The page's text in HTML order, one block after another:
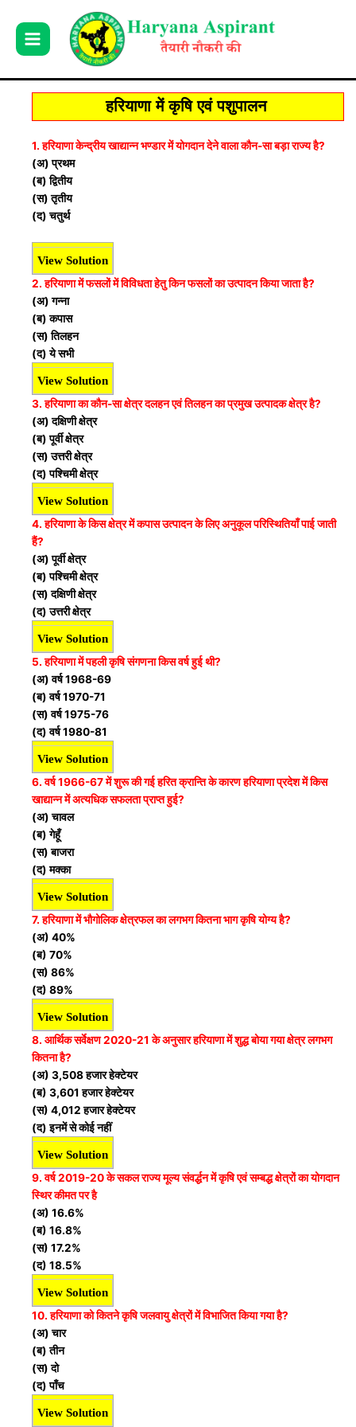
content
हरियाणा में कृषि एवं पशुपालन
1. हरियाणा केन्द्रीय खाद्यान्न भण्डार में योगदान देने वाला कौन-सा बड़ाराज्य है?
(अ) प्रथम
(ब) द्वितीय
(स) तृतीय
(द) चतुर्थ
View Solution
2. हरियाणा में फसलों में विविधता हेतु किन फसलों का उत्पादन कियाजाता है?
(अ) गन्ना
(ब) कपास
(स) तिलहन
(द) ये सभी
View Solution
3. हरियाणा का कौन-सा क्षेत्र दलहन एवं तिलहन का प्रमुख उत्पादकक्षेत्र है?
(अ) दक्षिणी क्षेत्र
(ब) पूर्वी क्षेत्र
(स) उत्तरी क्षेत्र
(द) पश्चिमी क्षेत्र
View Solution
4. हरियाणा के किस क्षेत्र में कपास उत्पादन के लिए अनुकूल परिस्थितियाँपाई जाती
हैं?
(अ) पूर्वी क्षेत्र
(ब) पश्चिमी क्षेत्र
(स) दक्षिणी क्षेत्र
(द) उत्तरी क्षेत्र
View Solution
5. हरियाणा में पहली कृषि संगणना किस वर्ष हुई थी?
(अ) वर्ष 1968-69
(ब) वर्ष 1970-71
(स) वर्ष 1975-76
(द) वर्ष 1980-81
View Solution
6. वर्ष 1966-67 में शुरू की गई हरित क्रान्ति के कारण हरियाणा प्रदेश मेंकिस
खाद्यान्न में अत्यधिक सफलता प्राप्त हुई?
(अ) चावल
(ब) गेहूँ
(स) बाजरा
(द) मक्का
View Solution
7. हरियाणा में भौगोलिक क्षेत्रफल का लगभग कितना भाग कृषि योग्य है?
(अ) 40%
(ब) 70%
(स) 86%
(द) 89%
View Solution
8. आर्थिक सर्वेक्षण 2020-21 के अनुसार हरियाणा में शुद्ध बोया गया क्षेत्रलगभग
कितना है?
(अ) 3,508 हजार हेक्टेयर
(ब) 3,601 हजार हेक्टेयर
(स) 4,012 हजार हेक्टेयर
(द) इनमें से कोई नहीं
View Solution
9. वर्ष 2019-20 के सकल राज्य मूल्य संवर्द्धन में कृषि एवं सम्बद्ध क्षेत्रोंका योगदान
स्थिर कीमत पर है
(अ) 16.6%
(ब) 16.8%
(स) 17.2%
(द) 18.5%
View Solution
10. हरियाणा को कितने कृषि जलवायु क्षेत्रों में विभाजित किया गया है?
(अ) चार
(ब) तीन
(स) दो
(द) पाँच
View Solution